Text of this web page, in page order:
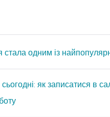
одним із
як записатися в